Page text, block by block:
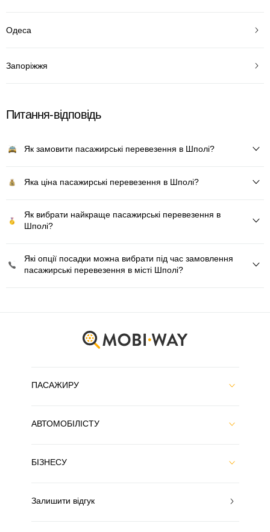
Одеса
Запоріжжя
Питання-відповідь
Як замовити пасажирські перевезення в Шполі?
Яка ціна пасажирські перевезення в Шполі?
Як вибрати найкраще пасажирські перевезення в
Шполі?
Які опції посадки можна вибрати під час замовлення
пасажирські перевезення в місті Шполі?
ПАСАЖИРУ
АВТОМОБІЛІСТУ
БІЗНЕСУ
Залишити відгук